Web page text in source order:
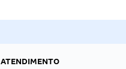
ATENDIMENTO